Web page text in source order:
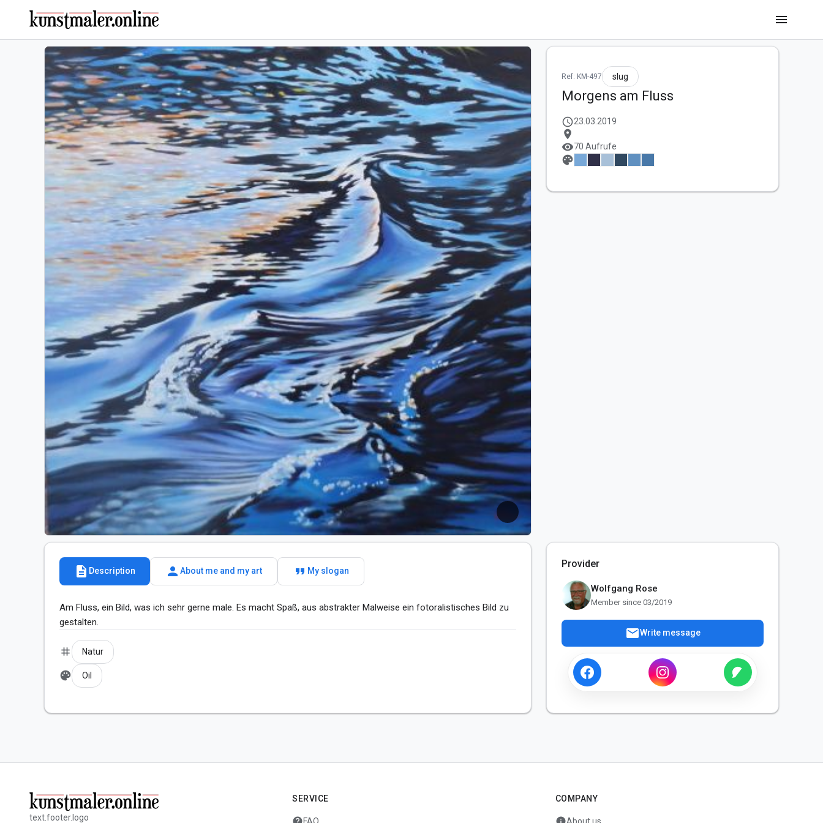
menu
Ref: KM-497 slug
Morgens am Fluss
schedule23.03.2019
location_on
visibility70 Aufrufe
palette
description Description person About me and my art format_quote My slogan
Am Fluss, ein Bild, was ich sehr gerne male. Es macht Spaß, aus abstrakter Malweise ein fotoralistisches Bild zu
gestalten.
tag Natur
palette Oil
Provider
Wolfgang Rose
Member since 03/2019
mailWrite message
text.footer.logo
SERVICE COMPANY